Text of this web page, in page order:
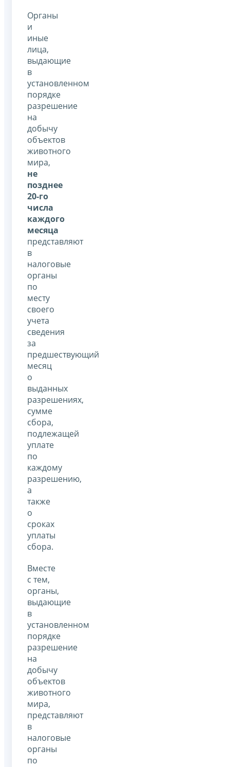
Органы
и
иные
лица,
выдающие
в
установленном
порядке
разрешение
на
добычу
объектов
животного
мира,
не
позднее
20-го
числа
каждого
месяца
представляют
в
налоговые
органы
по
месту
своего
учета
сведения
за
предшествующий
месяц
о
выданных
разрешениях,
сумме
сбора,
подлежащей
уплате
по
каждому
разрешению,
а
также
о
сроках
уплаты
сбора.
Вместе
с тем,
органы,
выдающие
в
установленном
порядке
разрешение
на
добычу
объектов
животного
мира,
представляют
в
налоговые
органы
по